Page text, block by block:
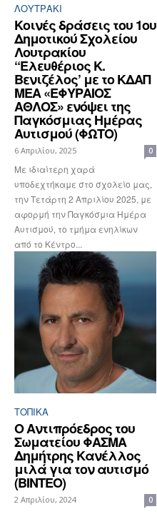
ΛΟΥΤΡΆΚΙ
Κοινές δράσεις του 1ου
Δημοτικού Σχολείου
Λουτρακίου
“Ελευθέριος Κ.
Βενιζέλος’ με το ΚΔΑΠ
ΜΕΑ «ΕΦΥΡΑΙΟΣ
ΑΘΛΟΣ» ενόψει της
Παγκόσμιας Ημέρας
Αυτισμού (ΦΩΤΟ)
6 Απριλίου, 2025 0
Με ιδιαίτερη χαρά
υποδεχτήκαμε στο σχολείο μας,
την Τετάρτη 2 Απριλίου 2025, με
αφορμή την Παγκόσμια Ημέρα
Αυτισμού, το τμήμα ενηλίκων
από το Κέντρο...
ΤΟΠΙΚΑ
Ο Αντιπρόεδρος του
Σωματείου ΦΑΣΜΑ
Δημήτρης Κανέλλος
μιλά για τον αυτισμό
(ΒΙΝΤΕΟ)
2 Απριλίου, 2024 0